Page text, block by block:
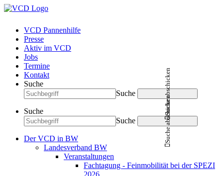
VCD Pannenhilfe
Presse
Aktiv im VCD
Jobs
Termine
Kontakt
Suche
Suche
Suche abschicken
Suche
Suche
Suche abschicken
Der VCD in BW
Landesverband BW
Veranstaltungen
Fachtagung - Feinmobilität bei der SPEZI
2026